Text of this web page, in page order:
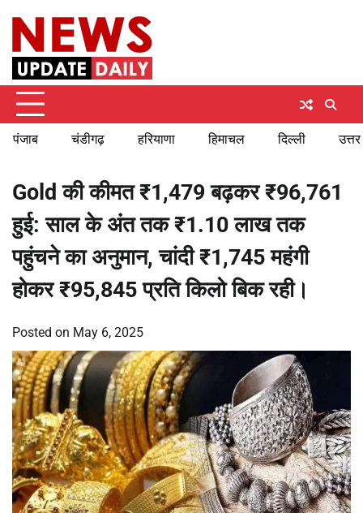
content
पंजाब चंडीगढ़ हरियाणा हिमाचल दिल्ली
Gold की कीमत ₹1,479 बढ़कर ₹96,761
हुई: साल के अंत तक ₹1.10 लाख तक
पहुंचने का अनुमान, चांदी ₹1,745 महंगी
होकर ₹95,845 प्रति किलो बिक रही।
Posted on May 6, 2025